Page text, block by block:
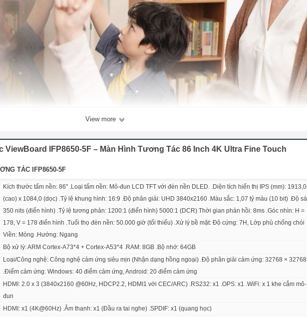
cho mọi tác vụ
tiện và sạc thiết bị chỉ với1 cáp USB-C.
nắp.
View more
IFP8650-5F – Màn Hình Tương Tác 86 Inch 4K Ultra Fine Touch
TÁC IFP8650-5F
Kích thước tấm nền: 86" .Loại tấm nền: Mô-đun LCD TFT với đèn nền DLED. .Diện tích hiển thị IPS (mm): 1913,0
(cao) x 1084,0 (dọc) .Tỷ lệ khung hình: 16:9 .Độ phân giải: UHD 3840x2160 .Màu sắc: 1,07 tỷ màu (10 bit) .Độ
350 nits (điển hình) .Tỷ lệ tương phản: 1200:1 (điển hình) 5000:1 (DCR) Thời gian phản hồi: 8ms .Góc nhìn: H =
178, V = 178 điển hình .Tuổi thọ đèn nền: 50.000 giờ (tối thiểu) .Xử lý bề mặt: Độ cứng: 7H, Lớp phủ chống chói
Viền: Mỏng .Hướng: Ngang
Bộ xử lý: ARM Cortex-A73*4 + Cortex-A53*4 .RAM: 8GB .Bộ nhớ: 64GB
Loại/Công nghệ: Công nghệ cảm ứng siêu mịn (Nhận dạng hồng ngoại) .Độ phân giải cảm ứng: 32768 × 32768
.Điểm cảm ứng: Windows: 40 điểm cảm ứng, Android: 20 điểm cảm ứng
HDMI: 2.0 x 3 (3840x2160 @60Hz, HDCP2.2, HDMI1 với CEC/ARC) .RS232: x1 .OPS: x1 .WiFi: x 1 khe cắm mô-
đun
HDMI: x1 (4K@60Hz) .Âm thanh: x1 (Đầu ra tai nghe) .SPDIF: x1 (quang học)